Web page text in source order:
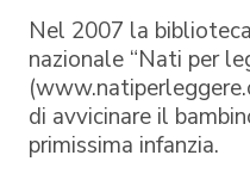
Nel 2007 la
nazionale “Nati per
di avvicinare il
primissima infanzia.